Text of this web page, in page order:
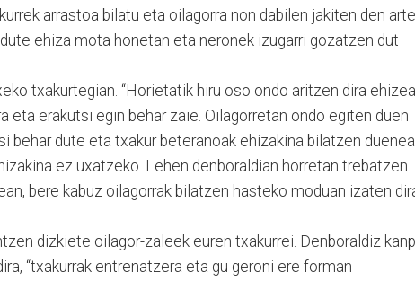
arrastoa bilatu eta oilagorra non dabilen jakiten den arte.
ehiza mota honetan eta neronek izugarri gozatzen dut
txakurtegian. “Horietatik hiru oso ondo aritzen dira
eta erakutsi egin behar zaie. Oilagorretan ondo egiten duen
behar dute eta txakur beteranoak ehizakina bilatzen
ez uxatzeko. Lehen denboraldian horretan trebatzen
bere kabuz oilagorrak bilatzen hasteko moduan izaten
dizkiete oilagor-zaleek euren txakurrei. Denboraldiz
“txakurrak entrenatzera eta gu geroni ere forman